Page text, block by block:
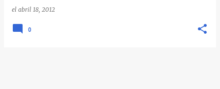
el abril 18, 2012
0